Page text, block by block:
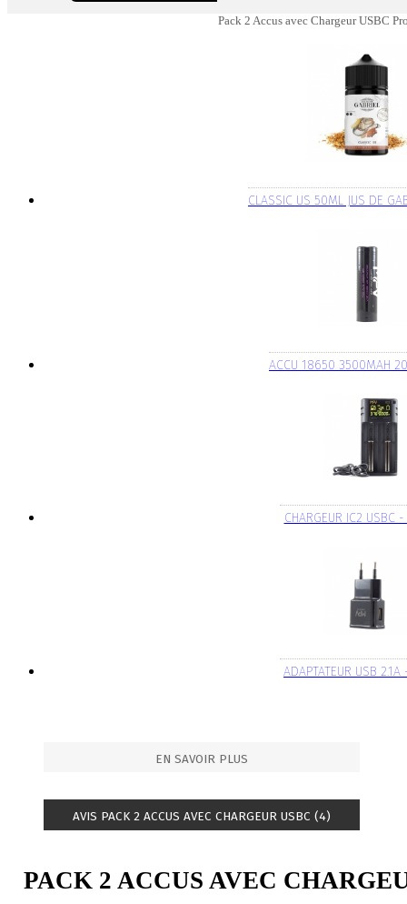
Pack 2 Accus avec Chargeur USBC
CLASSIC US 50ML JUS DE
ACCU 18650 3500MAH
CHARGEUR IC2 USBC -
ADAPTATEUR USB
EN SAVOIR PLUS
AVIS PACK 2 ACCUS AVEC CHARGEUR USBC (4)
PACK 2 ACCUS AVEC